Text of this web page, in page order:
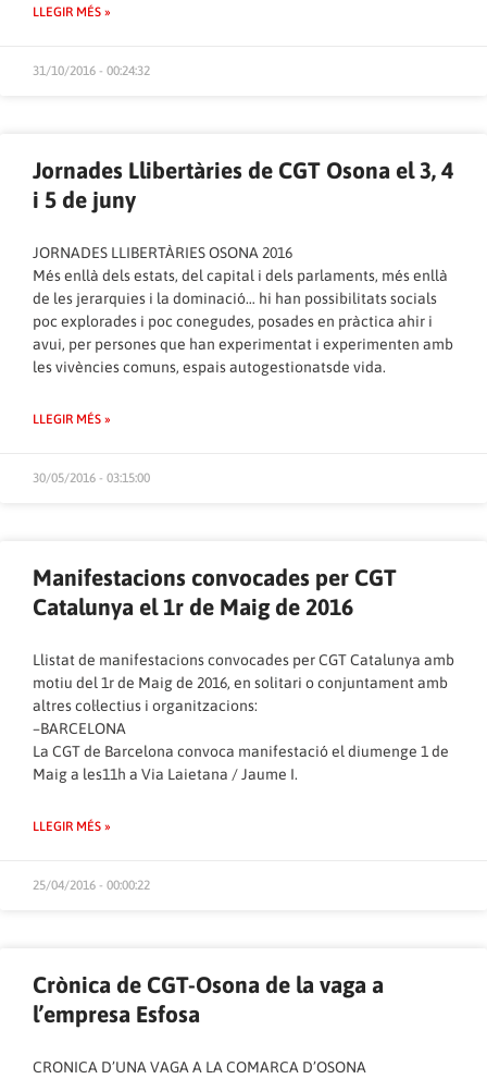
LLEGIR MÉS »
31/10/2016 - 00:24:32
Jornades Llibertàries de CGT Osona el 3, 4
i 5 de juny
JORNADES LLIBERTÀRIES OSONA 2016
Més enllà dels estats, del capital i dels parlaments, més enllà
de les jerarquies i la dominació… hi han possibilitats socials
poc explorades i poc conegudes, posades en pràctica ahir i
avui, per persones que han experimentat i experimenten amb
les vivències comuns, espais autogestionatsde vida.
LLEGIR MÉS »
30/05/2016 - 03:15:00
Manifestacions convocades per CGT
Catalunya el 1r de Maig de 2016
Llistat de manifestacions convocades per CGT Catalunya amb
motiu del 1r de Maig de 2016, en solitari o conjuntament amb
altres col·lectius i organitzacions:
–BARCELONA
La CGT de Barcelona convoca manifestació el diumenge 1 de
Maig a les11h a Via Laietana / Jaume I.
LLEGIR MÉS »
25/04/2016 - 00:00:22
Crònica de CGT-Osona de la vaga a
l’empresa Esfosa
CRONICA D’UNA VAGA A LA COMARCA D’OSONA